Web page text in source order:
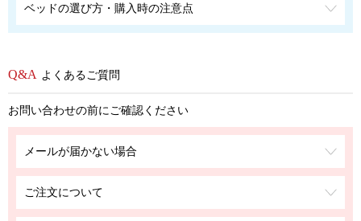
ベッドの選び方・購入時の注意点
よくあるご質問
お問い合わせの前にご確認ください
メールが届かない場合
ご注文について